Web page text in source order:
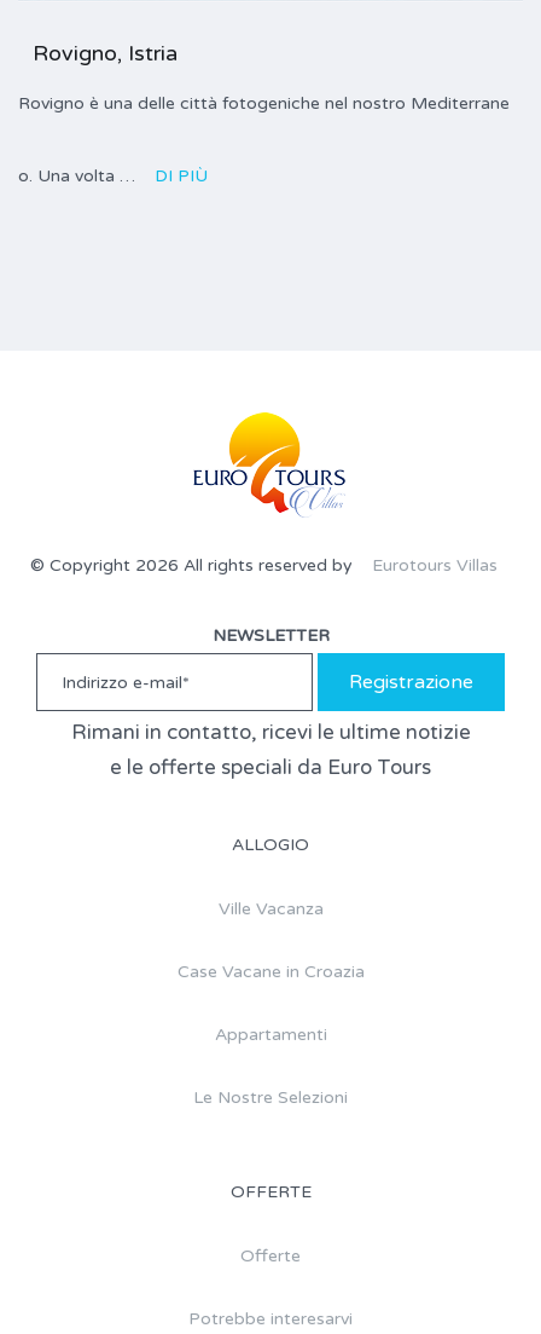
Rovigno, Istria
Rovigno è una delle città fotogeniche nel nostro Mediterrane
o. Una volta … DI PIÙ
© Copyright 2026 All rights reserved by Eurotours Villas
NEWSLETTER
Registrazione
Rimani in contatto, ricevi le ultime notizie
e le offerte speciali da Euro Tours
ALLOGIO
Ville Vacanza
Case Vacane in Croazia
Appartamenti
Le Nostre Selezioni
OFFERTE
Offerte
Potrebbe interesarvi